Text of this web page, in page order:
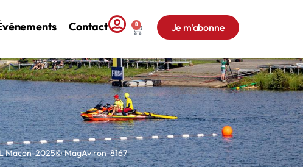
Contact 0 Je m'abonne
Macon-2025© MagAviron-8167